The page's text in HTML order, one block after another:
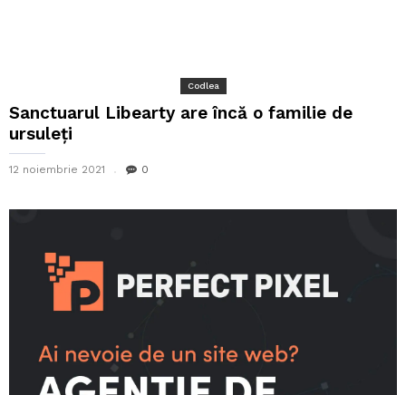
Codlea
Sanctuarul Libearty are încă o familie de
ursuleți
12 noiembrie 2021 0